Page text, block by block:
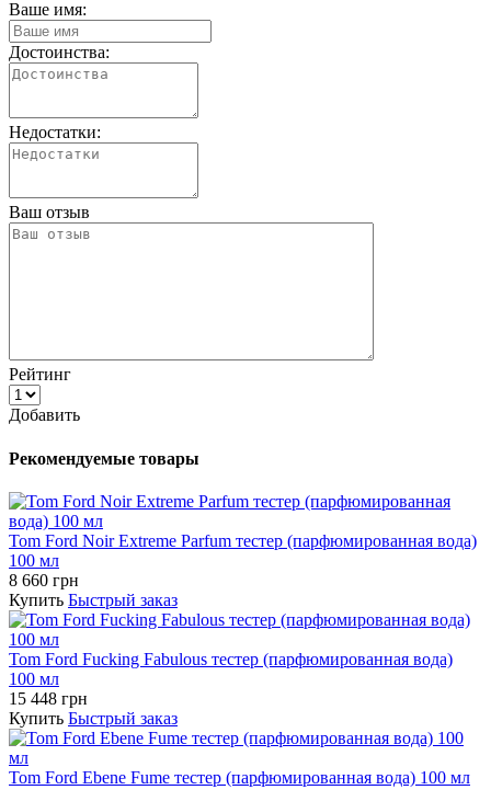
Ваше имя:
Достоинства:
Недостатки:
Ваш отзыв
Рейтинг
Добавить
Рекомендуемые товары
Tom Ford Noir Extreme Parfum тестер (парфюмированная вода)
100 мл
8 660 грн
Купить Быстрый заказ
Tom Ford Fucking Fabulous тестер (парфюмированная вода)
100 мл
15 448 грн
Купить Быстрый заказ
Tom Ford Ebene Fume тестер (парфюмированная вода) 100 мл